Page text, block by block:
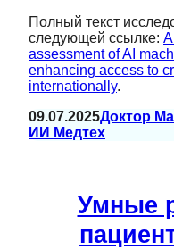
Полный текст
следующей ссылке:
assessment of AI
enhancing access to
internationally.
09.07.2025Доктор
ИИ Медтех
Умные